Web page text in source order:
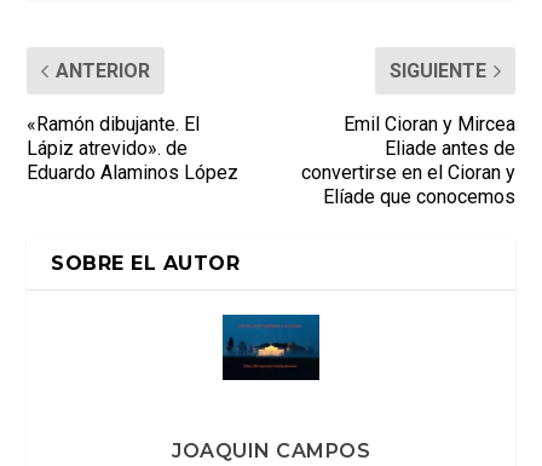
ANTERIOR
«Ramón dibujante. El
Lápiz atrevido». de
Eduardo Alaminos López
SIGUIENTE
Emil Cioran y Mircea
Eliade antes de
convertirse en el Cioran y
Elíade que conocemos
SOBRE EL AUTOR
JOAQUIN CAMPOS